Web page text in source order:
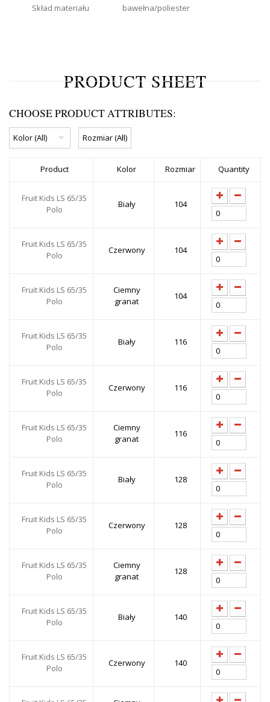
Skład materiału bawełna/poliester
PRODUCT SHEET
CHOOSE PRODUCT ATTRIBUTES:
Product Kolor Rozmiar Quantity
Fruit Kids LS 65/35
Polo
Biały 104
Fruit Kids LS 65/35
Polo
Czerwony 104
Fruit Kids LS 65/35
Polo
Ciemny
granat
104
Fruit Kids LS 65/35
Polo
Biały 116
Fruit Kids LS 65/35
Polo
Czerwony 116
Fruit Kids LS 65/35
Polo
Ciemny
granat
116
Fruit Kids LS 65/35
Polo
Biały 128
Fruit Kids LS 65/35
Polo
Czerwony 128
Fruit Kids LS 65/35
Polo
Ciemny
granat
128
Fruit Kids LS 65/35
Polo
Biały 140
Fruit Kids LS 65/35
Polo
Czerwony 140